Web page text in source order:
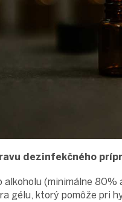
dezinfekčného
(minimálne 80%
gélu, ktorý pomôže pri